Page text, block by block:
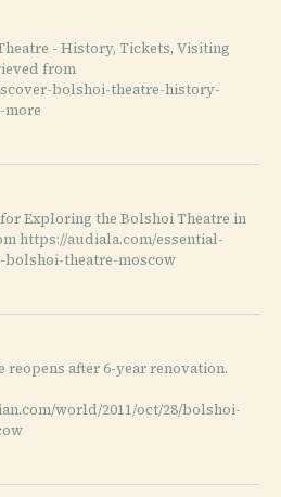
- History, Tickets, Visiting
from
bolshoi-theatre-history-
Exploring the Bolshoi Theatre in
https://audiala.com/essential-
theatre-moscow
reopens after 6-year renovation.
world/2011/oct/28/bolshoi-